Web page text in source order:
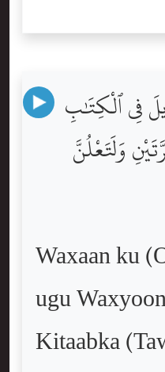
فِى ٱلْكِتَٰبِ
وَلَتَعْلُنَّ
Waxaan ku
ugu
Kitaabka